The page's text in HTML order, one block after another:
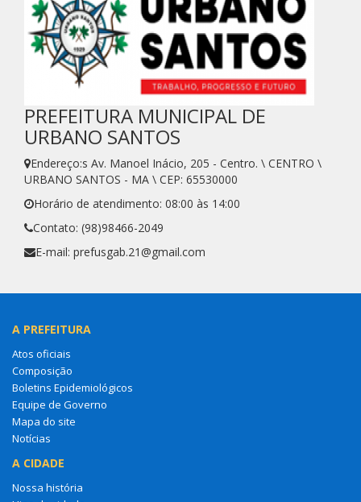
PREFEITURA MUNICIPAL DE
URBANO SANTOS
Endereço:s Av. Manoel Inácio, 205 - Centro. \ CENTRO \
URBANO SANTOS - MA \ CEP: 65530000
Horário de atendimento: 08:00 às 14:00
Contato: (98)98466-2049
E-mail: prefusgab.21@gmail.com
A PREFEITURA
Atos oficiais
Composição
Boletins Epidemiológicos
Equipe de Governo
Mapa do site
Notícias
A CIDADE
Nossa história